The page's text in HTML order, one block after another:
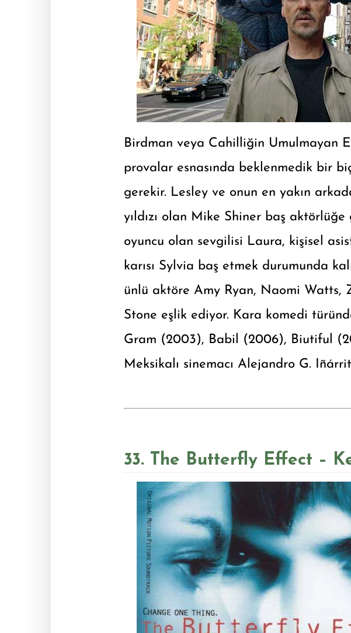
Birdman veya Cahilliğin Umulmayan
provalar esnasında beklenmedik bir
gerekir. Lesley ve onun en yakın
yıldızı olan Mike Shiner baş
oyuncu olan sevgilisi Laura, kişisel
karısı Sylvia baş etmek durumunda
ünlü aktöre Amy Ryan, Naomi Watts,
Stone eşlik ediyor. Kara komedi
Gram (2003), Babil (2006), Biutiful
Meksikalı sinemacı Alejandro G.
33. The Butterfly Effect –